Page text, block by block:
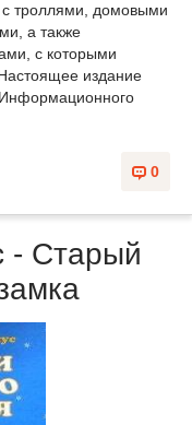
с троллями, домовыми
а также
с которыми
издание
0
- Старый